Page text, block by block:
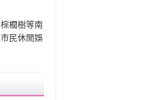
櫚樹等南
民休閒娛